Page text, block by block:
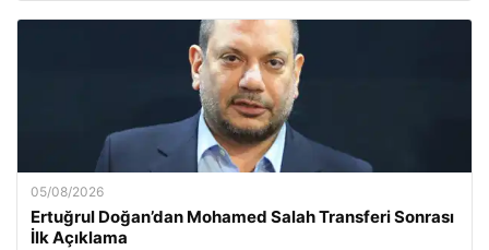
05/08/2026
Ertuğrul Doğan’dan Mohamed Salah Transferi Sonrası
İlk Açıklama